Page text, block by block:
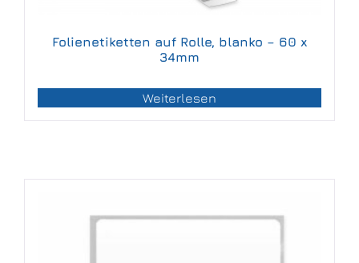
Folienetiketten auf Rolle, blanko – 60 x
34mm
Weiterlesen